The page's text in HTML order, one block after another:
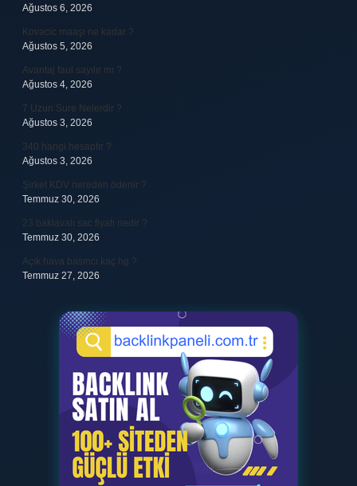
Ağustos 6, 2026
Kovacic maaşı ne kadar ?
Ağustos 5, 2026
Avantaj faul sayılır mı ?
Ağustos 4, 2026
7 Uzun Sure Nelerdir ?
Ağustos 3, 2026
340 hangi hesaptır ?
Ağustos 3, 2026
Şirket KDV nereden ödenir ?
Temmuz 30, 2026
23 baklavalı sac fiyatı nedir ?
Temmuz 30, 2026
Açık hava basıncı kaç hg ?
Temmuz 27, 2026